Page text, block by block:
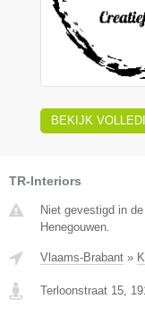
BEKIJK
TR-Interiors
Niet gevestigd in
Henegouwen.
Vlaams-Brabant »
Terloonstraat 15,